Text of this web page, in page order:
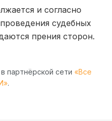
и согласно
судебных
прения сторон.
партнёрской сети «Все
.